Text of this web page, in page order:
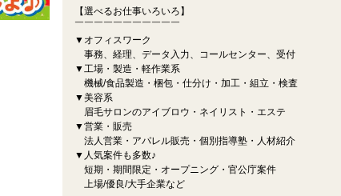
【選べるお仕事いろいろ】
￣￣￣￣￣￣￣￣￣￣￣
▼オフィスワーク
事務、経理、データ入力、コールセンター、受付
▼工場・製造・軽作業系
機械/食品製造・梱包・仕分け・加工・組立・検査
▼美容系
眉毛サロンのアイブロウ・ネイリスト・エステ
▼営業・販売
法人営業・アパレル販売・個別指導塾・人材紹介
▼人気案件も多数♪
短期・期間限定・オープニング・官公庁案件
上場/優良/大手企業など